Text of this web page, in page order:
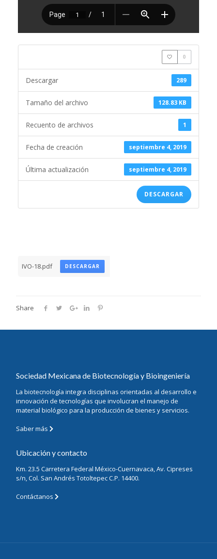
0
289
Descargar
128.83 KB
Tamaño del archivo
1
Recuento de archivos
septiembre 4, 2019
Fecha de creación
septiembre 4, 2019
Última actualización
DESCARGAR
IVO-18.pdf DESCARGAR
Share
Sociedad Mexicana de Biotecnología y Bioingeniería
La biotecnología integra disciplinas orientadas al desarrollo e
innovación de tecnologías que involucran el manejo de
material biológico para la producción de bienes y servicios.
Saber más
Ubicación y contacto
Km. 23.5 Carretera Federal México-Cuernavaca, Av. Cipreses
s/n, Col. San Andrés Totoltepec C.P. 14400.
Contáctanos